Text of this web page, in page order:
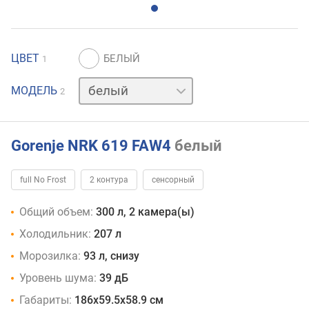
ЦВЕТ 1
МОДЕЛЬ 2
серебристый
Gorenje NRK 619 FAW4 белый
full No Frost 2 контура сенсорный
Общий объем: 300 л, 2 камера(ы)
Холодильник: 207 л
Морозилка: 93 л, снизу
Уровень шума: 39 дБ
Габариты: 186x59.5x58.9 см